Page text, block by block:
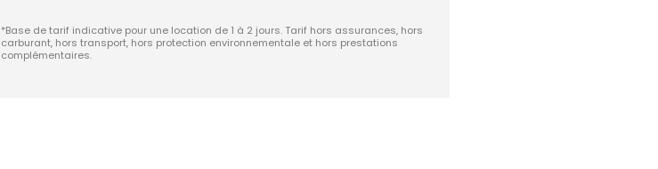
*Base de tarif indicative pour une location de 1 à 2 jours. Tarif hors assurances, hors
carburant, hors transport, hors protection environnementale et hors prestations
complémentaires.